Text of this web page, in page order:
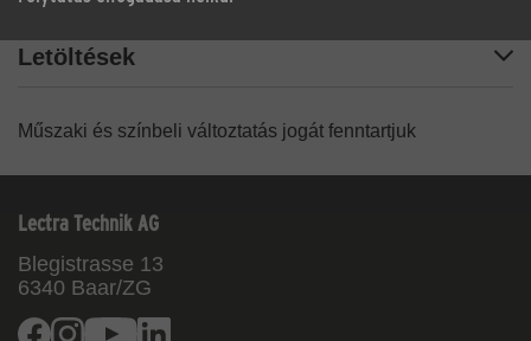
Letöltések
Műszaki és színbeli változtatás jogát fenntartjuk
Lectra Technik AG
Blegistrasse 13
6340 Baar/ZG
Facebook
InstagramYoutube